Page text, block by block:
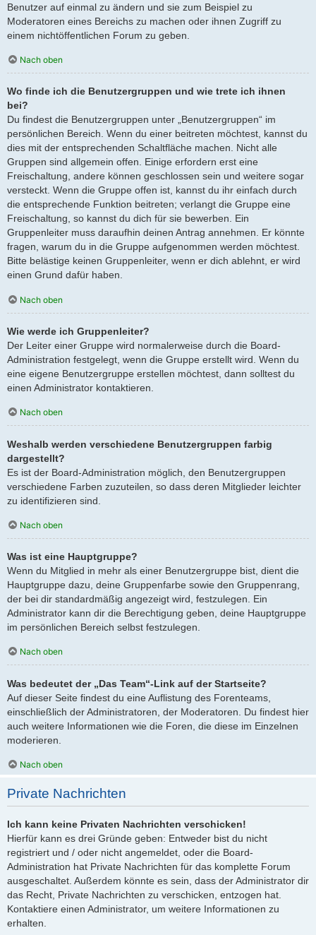
Benutzer auf einmal zu ändern und sie zum Beispiel zu
Moderatoren eines Bereichs zu machen oder ihnen Zugriff zu
einem nichtöffentlichen Forum zu geben.
Nach oben
Wo finde ich die Benutzergruppen und wie trete ich ihnen
bei?
Du findest die Benutzergruppen unter „Benutzergruppen“ im
persönlichen Bereich. Wenn du einer beitreten möchtest, kannst du
dies mit der entsprechenden Schaltfläche machen. Nicht alle
Gruppen sind allgemein offen. Einige erfordern erst eine
Freischaltung, andere können geschlossen sein und weitere sogar
versteckt. Wenn die Gruppe offen ist, kannst du ihr einfach durch
die entsprechende Funktion beitreten; verlangt die Gruppe eine
Freischaltung, so kannst du dich für sie bewerben. Ein
Gruppenleiter muss daraufhin deinen Antrag annehmen. Er könnte
fragen, warum du in die Gruppe aufgenommen werden möchtest.
Bitte belästige keinen Gruppenleiter, wenn er dich ablehnt, er wird
einen Grund dafür haben.
Nach oben
Wie werde ich Gruppenleiter?
Der Leiter einer Gruppe wird normalerweise durch die Board-
Administration festgelegt, wenn die Gruppe erstellt wird. Wenn du
eine eigene Benutzergruppe erstellen möchtest, dann solltest du
einen Administrator kontaktieren.
Nach oben
Weshalb werden verschiedene Benutzergruppen farbig
dargestellt?
Es ist der Board-Administration möglich, den Benutzergruppen
verschiedene Farben zuzuteilen, so dass deren Mitglieder leichter
zu identifizieren sind.
Nach oben
Was ist eine Hauptgruppe?
Wenn du Mitglied in mehr als einer Benutzergruppe bist, dient die
Hauptgruppe dazu, deine Gruppenfarbe sowie den Gruppenrang,
der bei dir standardmäßig angezeigt wird, festzulegen. Ein
Administrator kann dir die Berechtigung geben, deine Hauptgruppe
im persönlichen Bereich selbst festzulegen.
Nach oben
Was bedeutet der „Das Team“-Link auf der Startseite?
Auf dieser Seite findest du eine Auflistung des Forenteams,
einschließlich der Administratoren, der Moderatoren. Du findest hier
auch weitere Informationen wie die Foren, die diese im Einzelnen
moderieren.
Nach oben
Private Nachrichten
Ich kann keine Privaten Nachrichten verschicken!
Hierfür kann es drei Gründe geben: Entweder bist du nicht
registriert und / oder nicht angemeldet, oder die Board-
Administration hat Private Nachrichten für das komplette Forum
ausgeschaltet. Außerdem könnte es sein, dass der Administrator dir
das Recht, Private Nachrichten zu verschicken, entzogen hat.
Kontaktiere einen Administrator, um weitere Informationen zu
erhalten.